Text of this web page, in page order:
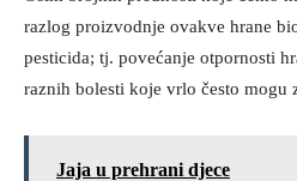
razlog proizvodnje ovakve hrane
pesticida; tj. povećanje otpornosti
raznih bolesti koje vrlo često mogu
Jaja u prehrani djece